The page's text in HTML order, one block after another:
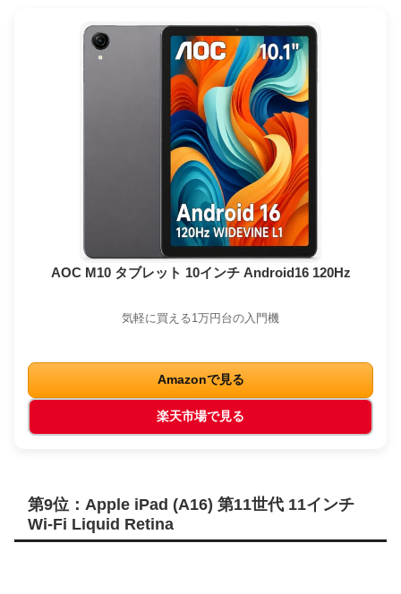
AOC M10 タブレット 10インチ Android16 120Hz
気軽に買える1万円台の入門機
Amazonで見る
楽天市場で見る
第9位：Apple iPad (A16) 第11世代 11インチ
Wi-Fi Liquid Retina